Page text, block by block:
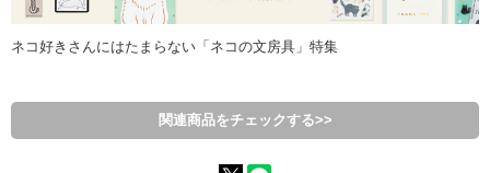
ネコ好きさんにはたまらない「ネコの文房具」特集
関連商品をチェックする>>